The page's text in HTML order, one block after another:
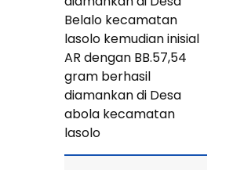
Belalo kecamatan
lasolo kemudian inisial
AR dengan BB.57,54
gram berhasil
diamankan di Desa
abola kecamatan
lasolo